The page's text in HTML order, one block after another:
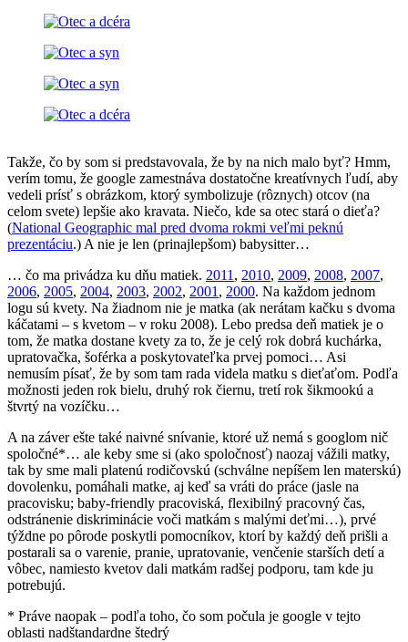
Takže, čo by som si predstavovala, že by na nich malo byť? Hmm,
verím tomu, že google zamestnáva dostatočne kreatívnych ľudí, aby
vedeli prísť s obrázkom, ktorý symbolizuje (rôznych) otcov (na
celom svete) lepšie ako kravata. Niečo, kde sa otec stará o dieťa?
(National Geographic mal pred dvoma rokmi veľmi peknú
prezentáciu.) A nie je len (prinajlepšom) babysitter…
… čo ma privádza ku dňu matiek. 2011, 2010, 2009, 2008, 2007,
2006, 2005, 2004, 2003, 2002, 2001, 2000. Na každom jednom
logu sú kvety. Na žiadnom nie je matka (ak nerátam kačku s dvoma
káčatami – s kvetom – v roku 2008). Lebo predsa deň matiek je o
tom, že matka dostane kvety za to, že je celý rok dobrá kuchárka,
upratovačka, šoférka a poskytovateľka prvej pomoci… Asi
nemusím písať, že by som tam rada videla matku s dieťaťom. Podľa
možnosti jeden rok bielu, druhý rok čiernu, tretí rok šikmookú a
štvrtý na vozíčku…
A na záver ešte také naivné snívanie, ktoré už nemá s googlom nič
spoločné*… ale keby sme si (ako spoločnosť) naozaj vážili matky,
tak by sme mali platenú rodičovskú (schválne nepíšem len materskú)
dovolenku, pomáhali matke, aj keď sa vráti do práce (jasle na
pracovisku; baby-friendly pracoviská, flexibilný pracovný čas,
odstránenie diskriminácie voči matkám s malými deťmi…), prvé
týždne po pôrode poskytli pomocníkov, ktorí by každý deň prišli a
postarali sa o varenie, pranie, upratovanie, venčenie starších detí a
vôbec, namiesto kvetov dali matkám radšej podporu, tam kde ju
potrebujú.
* Práve naopak – podľa toho, čo som počula je google v tejto
oblasti nadštandardne štedrý